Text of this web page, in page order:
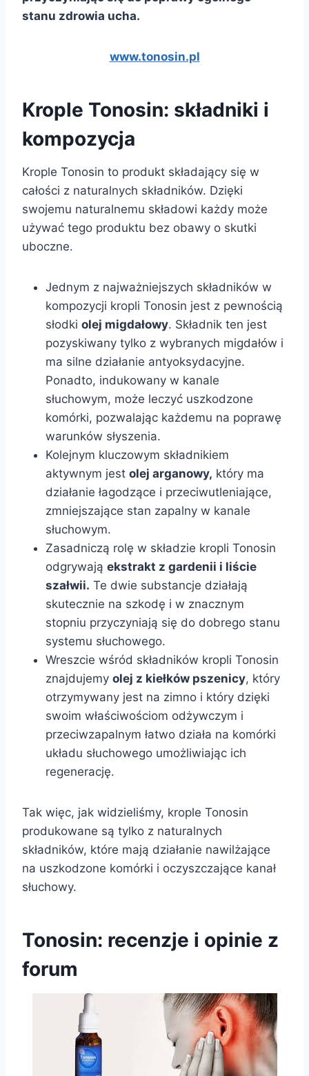
stanu zdrowia ucha.
www.tonosin.pl
Krople Tonosin: składniki i
kompozycja
Krople Tonosin to produkt składający się w
całości z naturalnych składników. Dzięki
swojemu naturalnemu składowi każdy może
używać tego produktu bez obawy o skutki
uboczne.
Jednym z najważniejszych składników w
kompozycji kropli Tonosin jest z pewnością
słodki olej migdałowy. Składnik ten jest
pozyskiwany tylko z wybranych migdałów i
ma silne działanie antyoksydacyjne.
Ponadto, indukowany w kanale
słuchowym, może leczyć uszkodzone
komórki, pozwalając każdemu na poprawę
warunków słyszenia.
Kolejnym kluczowym składnikiem
aktywnym jest olej arganowy, który ma
działanie łagodzące i przeciwutleniające,
zmniejszające stan zapalny w kanale
słuchowym.
Zasadniczą rolę w składzie kropli Tonosin
odgrywają ekstrakt z gardenii i liście
szałwii. Te dwie substancje działają
skutecznie na szkodę i w znacznym
stopniu przyczyniają się do dobrego stanu
systemu słuchowego.
Wreszcie wśród składników kropli Tonosin
znajdujemy olej z kiełków pszenicy, który
otrzymywany jest na zimno i który dzięki
swoim właściwościom odżywczym i
przeciwzapalnym łatwo działa na komórki
układu słuchowego umożliwiając ich
regenerację.
Tak więc, jak widzieliśmy, krople Tonosin
produkowane są tylko z naturalnych
składników, które mają działanie nawilżające
na uszkodzone komórki i oczyszczające kanał
słuchowy.
Tonosin: recenzje i opinie z
forum